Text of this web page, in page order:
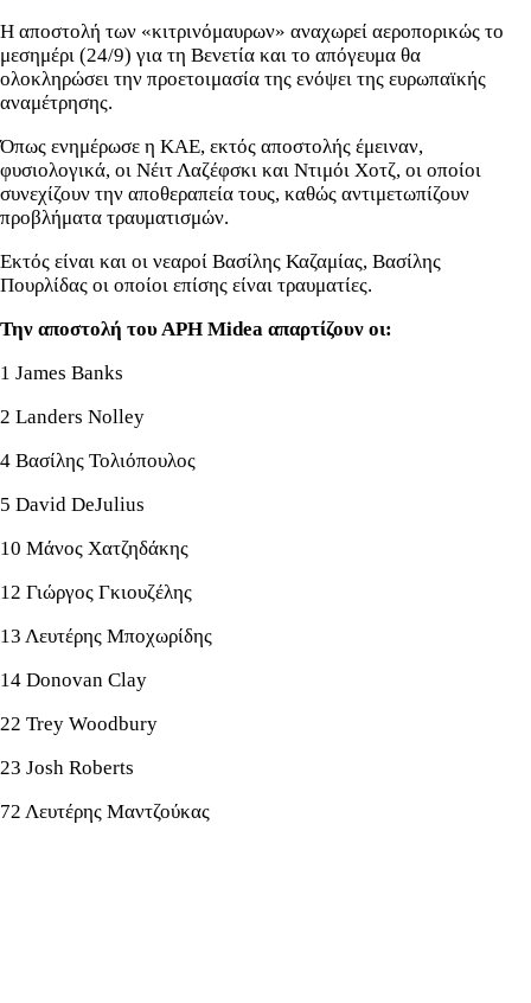
Η αποστολή των «κιτρινόμαυρων» αναχωρεί αεροπορικώς το
μεσημέρι (24/9) για τη Βενετία και το απόγευμα θα
ολοκληρώσει την προετοιμασία της ενόψει της ευρωπαϊκής
αναμέτρησης.
Όπως ενημέρωσε η ΚΑΕ, εκτός αποστολής έμειναν,
φυσιολογικά, οι Νέιτ Λαζέφσκι και Ντιμόι Χοτζ, οι οποίοι
συνεχίζουν την αποθεραπεία τους, καθώς αντιμετωπίζουν
προβλήματα τραυματισμών.
Εκτός είναι και οι νεαροί Βασίλης Καζαμίας, Βασίλης
Πουρλίδας οι οποίοι επίσης είναι τραυματίες.
Την αποστολή του ΑΡΗ Midea απαρτίζουν οι:
1 James Banks
2 Landers Nolley
4 Βασίλης Τολιόπουλος
5 David DeJulius
10 Μάνος Χατζηδάκης
12 Γιώργος Γκιουζέλης
13 Λευτέρης Μποχωρίδης
14 Donovan Clay
22 Trey Woodbury
23 Josh Roberts
72 Λευτέρης Μαντζούκας